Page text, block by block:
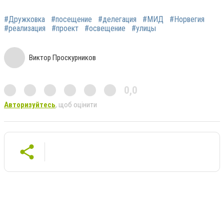
#Дружковка #посещение #делегация #МИД
#Норвегия
#реализация
#проект #освещение #улицы
Виктор Проскурников
0,0
Авторизуйтесь, щоб оцінити